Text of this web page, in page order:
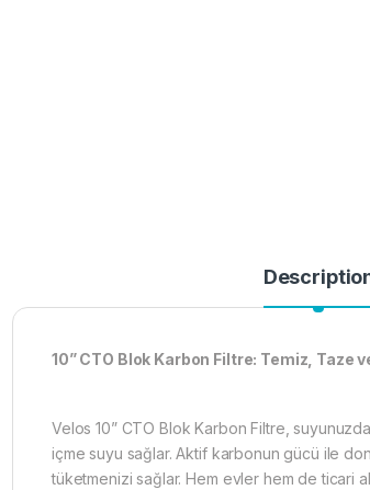
10” CTO Blok Karbon Filtre: Temiz, Taze
Velos 10” CTO Blok Karbon Filtre,
içme suyu sağlar. Aktif karbonun gücü ile
tüketmenizi sağlar. Hem evler hem de ticari